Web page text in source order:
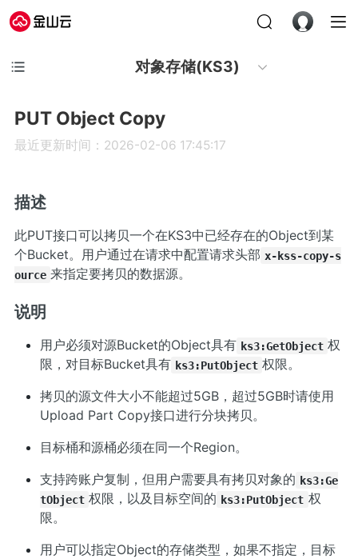
对象存储(KS3)
PUT Object Copy
最近更新时间：2026-02-06 17:45:17
描述
此PUT接口可以拷贝一个在KS3中已经存在的Object到某
个Bucket。用户通过在请求中配置请求头部 x-kss-copy-s
ource 来指定要拷贝的数据源。
说明
用户必须对源Bucket的Object具有 ks3:GetObject 权
限，对目标Bucket具有 ks3:PutObject 权限。
拷贝的源文件大小不能超过5GB，超过5GB时请使用
Upload Part Copy接口进行分块拷贝。
目标桶和源桶必须在同一个Region。
支持跨账户复制，但用户需要具有拷贝对象的 ks3:Ge
tObject 权限，以及目标空间的 ks3:PutObject 权
限。
用户可以指定Object的存储类型，如果不指定，目标